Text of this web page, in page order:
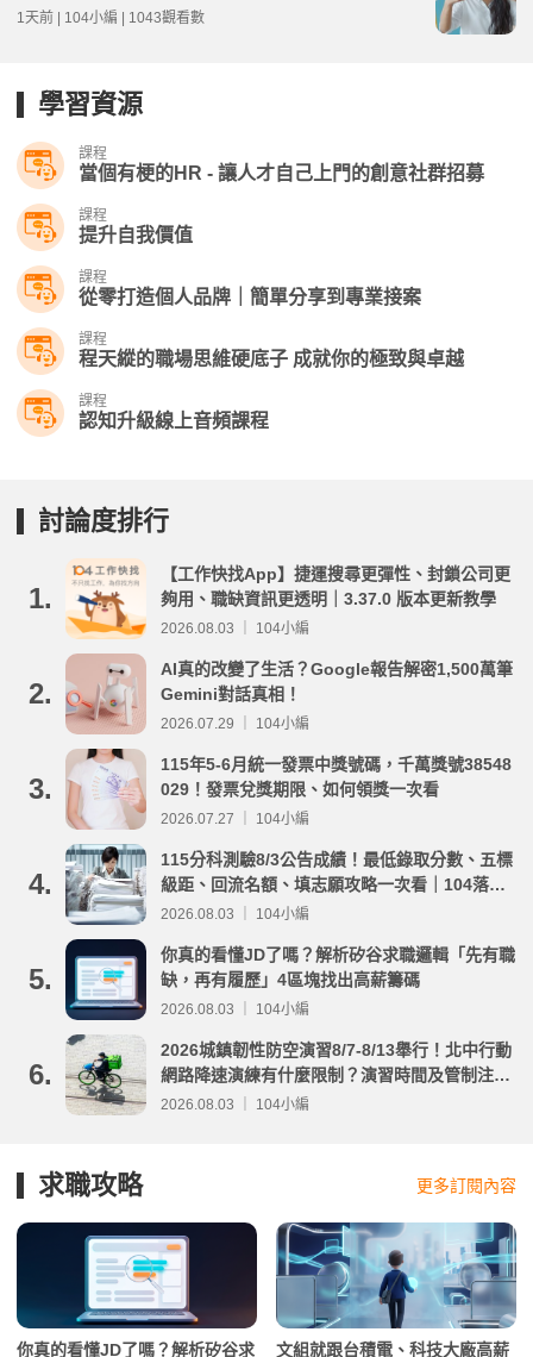
1天前 | 104小編 | 1043觀看數
學習資源
課程
當個有梗的HR - 讓人才自己上門的創意社群招募
課程
提升自我價值
課程
從零打造個人品牌｜簡單分享到專業接案
課程
程天縱的職場思維硬底子 成就你的極致與卓越
課程
認知升級線上音頻課程
討論度排行
1.
【工作快找App】捷運搜尋更彈性、封鎖公司更
夠用、職缺資訊更透明｜3.37.0 版本更新教學
2026.08.03 ｜ 104小編
2.
AI真的改變了生活？Google報告解密1,500萬筆
Gemini對話真相！
2026.07.29 ｜ 104小編
3.
115年5-6月統一發票中獎號碼，千萬獎號38548
029！發票兌獎期限、如何領獎一次看
2026.07.27 ｜ 104小編
4.
115分科測驗8/3公告成績！最低錄取分數、五標
級距、回流名額、填志願攻略一次看｜104落點
分析
2026.08.03 ｜ 104小編
5.
你真的看懂JD了嗎？解析矽谷求職邏輯「先有職
缺，再有履歷」4區塊找出高薪籌碼
2026.08.03 ｜ 104小編
6.
2026城鎮韌性防空演習8/7-8/13舉行！北中行動
網路降速演練有什麼限制？演習時間及管制注意
事項整理
2026.08.03 ｜ 104小編
求職攻略 更多訂閱內容
你真的看懂JD了嗎？解析矽谷求
文組就跟台積電、科技大廠高薪